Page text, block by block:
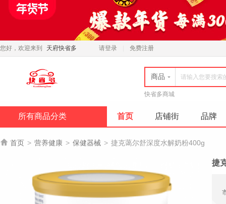
您好，欢迎来到 天府快省多 请登录 免费注册
商品
快省多商城
所有商品分类 首页 店铺街 品牌
 首页 > 营养健康 > 保健器械 > 捷克蔼尔舒深度水解奶粉400g
捷